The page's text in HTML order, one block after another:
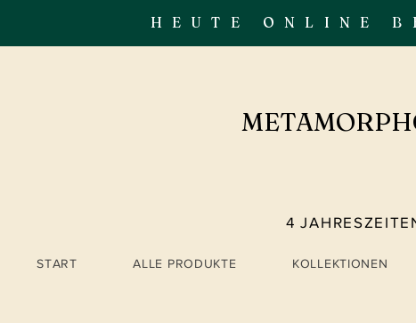
HEUTE ONLINE
4
START ALLE PRODUKTE KOLLEKTIONEN